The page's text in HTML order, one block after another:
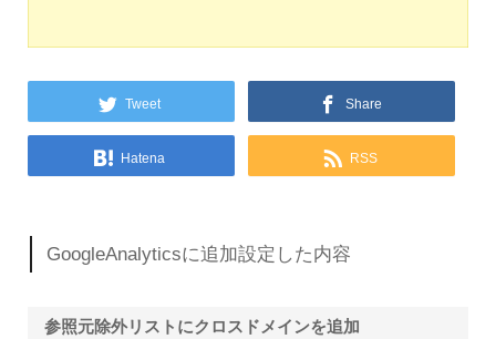
Tweet Share
Hatena RSS
GoogleAnalyticsに追加設定した内容
参照元除外リストにクロスドメインを追加